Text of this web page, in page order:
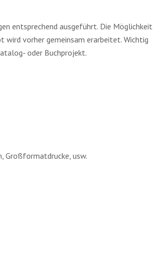
ent­spre­chend aus­ge­führt. Die Mög­lich­keit
wird vor­her gemein­sam erar­bei­tet. Wich­tig
oder Buch­pro­jekt.
Groß­for­mat­dru­cke, usw.